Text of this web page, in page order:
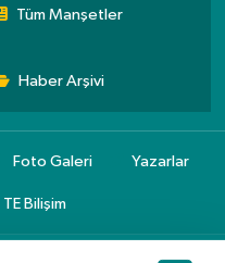
Tüm Manşetler
Haber Arşivi
Foto Galeri Yazarlar
TE Bilişim